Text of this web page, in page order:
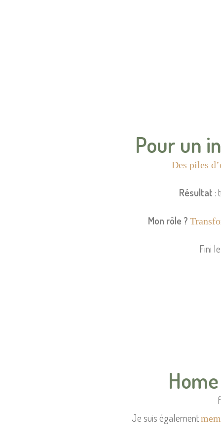
Pour un
Des piles
Résultat :
Mon rôle ?
Fini
Je suis également